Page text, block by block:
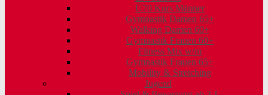
Ü70 Kurs Männer
Gymnastik Damen 65+
Walking Damen 60+
Gymnastik Frauen 60+
Fitness Mix w/m
Gymnastik Frauen 65+
Mobility & Stretching
Jugend